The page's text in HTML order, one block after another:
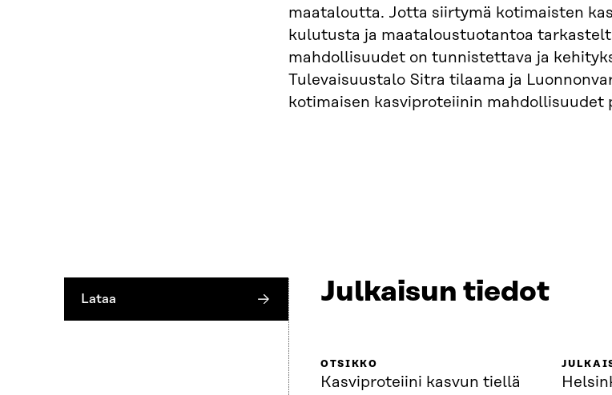
maataloutta. Jotta siirtymä kotimaisten
kulutusta ja maataloustuotantoa
mahdollisuudet on tunnistettava ja
Tulevaisuustalo Sitra tilaama ja
kotimaisen kasviproteiinin
Lataa Julkaisun tiedot
OTSIKKO
Kasviproteiini kasvun tiellä